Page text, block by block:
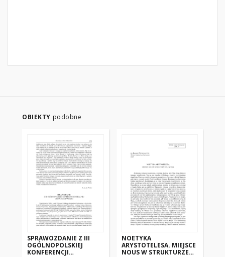
OBIEKTY podobne
SPRAWOZDANIE Z III
OGÓLNOPOLSKIEJ
KONFERENCJI
NOETYKA
ARYSTOTELESA. MIEJSCE
NOUS W STRUKTURZE